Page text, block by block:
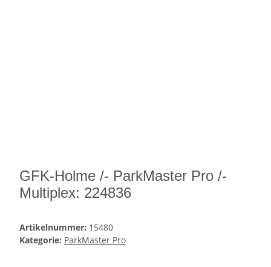
GFK-Holme /- ParkMaster Pro /-
Multiplex: 224836
Artikelnummer: 15480
Kategorie: ParkMaster Pro